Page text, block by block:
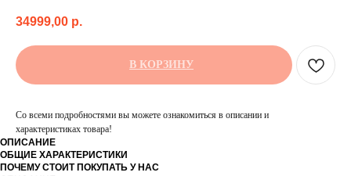
34999,00 р.
В КОРЗИНУ
Со всеми подробностями вы можете ознакомиться в описании и
характеристиках товара!
ОПИСАНИЕ
ОБЩИЕ ХАРАКТЕРИСТИКИ
ПОЧЕМУ СТОИТ ПОКУПАТЬ У НАС